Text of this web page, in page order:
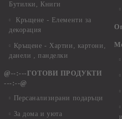
Бутилки, Книги
Кръщене - Елементи за
декорация
Кръщене - Хартии, картони,
данели , панделки
@--:---ГОТОВИ ПРОДУКТИ
---:--@
Персанализирани подаръци
За дома и уюта